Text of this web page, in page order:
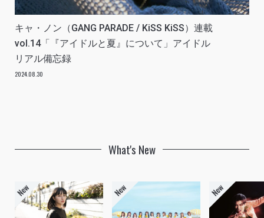
キャ・ノン（GANG PARADE / KiSS KiSS）連載
vol.14「『アイドルと夏』について」アイドル
リアル備忘録
2024.08.30
What's New